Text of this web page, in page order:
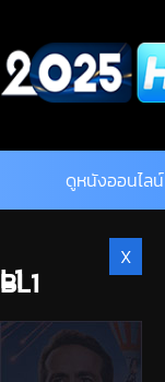
content
ดูหนังออนไลน์
BL1
BL2
X
L1